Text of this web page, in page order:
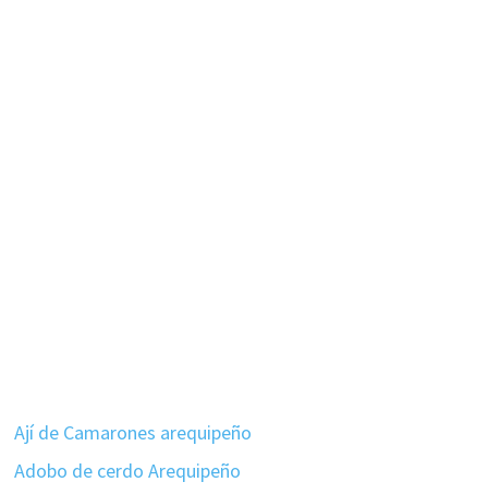
Ají de Camarones arequipeño
Adobo de cerdo Arequipeño